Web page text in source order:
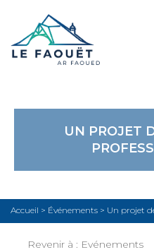
UN PROJET
Accueil > Événements > Un projet
Revenir à : Evénements